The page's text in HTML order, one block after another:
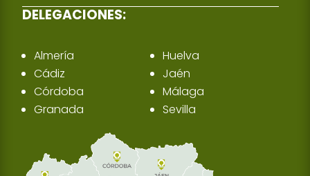
DELEGACIONES:
Almería
Cádiz
Córdoba
Granada
Huelva
Jaén
Málaga
Sevilla